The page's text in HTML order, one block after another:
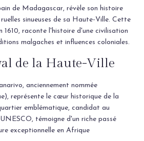
de Madagascar, révèle son histoire
sinueuses de sa Haute-Ville. Cette
1610, raconte l'histoire d'une civilisation
malgaches et influences coloniales.
de la Haute-Ville
anciennement nommée
représente le cœur historique de la
emblématique, candidat au
témoigne d'un riche passé
exceptionnelle en Afrique